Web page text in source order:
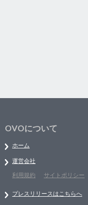
OVOについて
ホーム
運営会社
利用規約
サイトポリシー
プレスリリースはこちらへ